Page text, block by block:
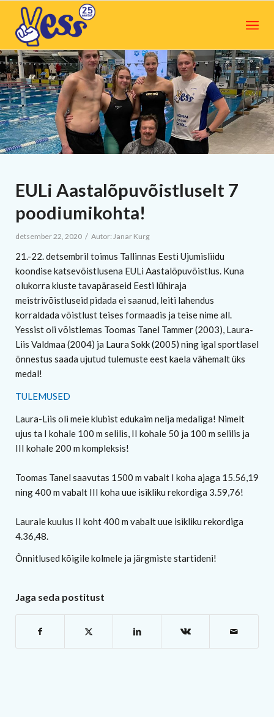
EULi Aastalõpuvõistluselt 7
poodiumikohta!
detsember 22, 2020 / Autor: Janar Kurg
21.-22. detsembril toimus Tallinnas Eesti Ujumisliidu
koondise katsevõistlusena EULi Aastalõpuvõistlus. Kuna
olukorra kiuste tavapäraseid Eesti lühiraja
meistrivõistluseid pidada ei saanud, leiti lahendus
korraldada võistlust teises formaadis ja teise nime all.
Yessist oli võistlemas Toomas Tanel Tammer (2003), Laura-
Liis Valdmaa (2004) ja Laura Sokk (2005) ning igal sportlasel
õnnestus saada ujutud tulemuste eest kaela vähemalt üks
medal!
TULEMUSED
Laura-Liis oli meie klubist edukaim nelja medaliga! Nimelt
ujus ta I kohale 100 m selilis, II kohale 50 ja 100 m selilis ja
III kohale 200 m kompleksis!
Toomas Tanel saavutas 1500 m vabalt I koha ajaga 15.56,19
ning 400 m vabalt III koha uue isikliku rekordiga 3.59,76!
Laurale kuulus II koht 400 m vabalt uue isikliku rekordiga
4.36,48.
Õnnitlused kõigile kolmele ja järgmiste startideni!
Jaga seda postitust